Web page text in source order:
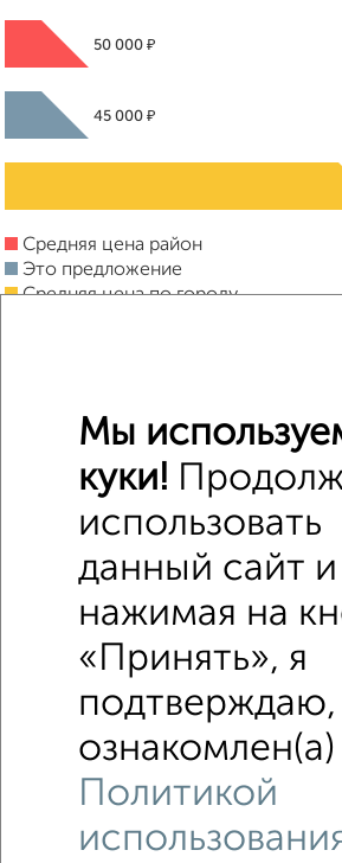
50 000 ₽
45 000 ₽
Средняя цена район
Это предложение
Средняя цена по городу
Мы
куки!
использовать
данный сайт и
нажимая на
«Принять», я
подтверждаю,
ознакомлен(а)
Политикой